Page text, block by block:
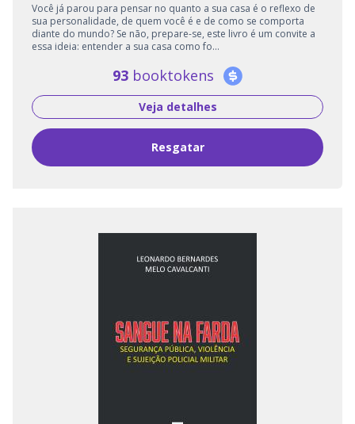
Você já parou para pensar no quanto a sua casa é o reflexo de
sua personalidade, de quem você é e de como se comporta
diante do mundo? Se não, prepare-se, este livro é um convite a
essa ideia: entender a sua casa como fo...
93 booktokens
Veja detalhes
Resgatar